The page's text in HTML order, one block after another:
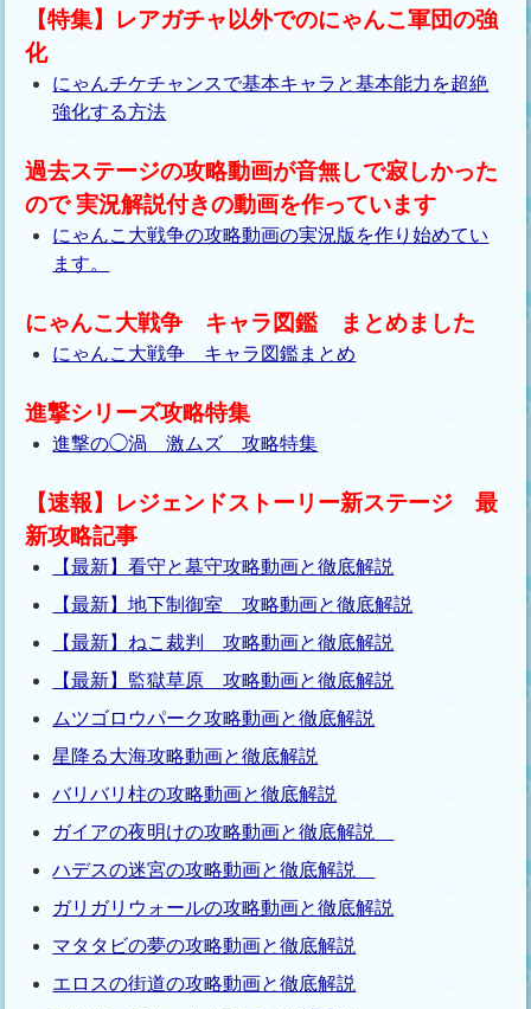
【特集】レアガチャ以外でのにゃんこ軍団の強
化
にゃんチケチャンスで基本キャラと基本能力を超絶
強化する方法
過去ステージの攻略動画が音無しで寂しかった
ので 実況解説付きの動画を作っています
にゃんこ大戦争の攻略動画の実況版を作り始めてい
ます。
にゃんこ大戦争 キャラ図鑑 まとめました
にゃんこ大戦争 キャラ図鑑まとめ
進撃シリーズ攻略特集
進撃の◯渦 激ムズ 攻略特集
【速報】レジェンドストーリー新ステージ 最
新攻略記事
【最新】看守と墓守攻略動画と徹底解説
【最新】地下制御室 攻略動画と徹底解説
【最新】ねこ裁判 攻略動画と徹底解説
【最新】監獄草原 攻略動画と徹底解説
ムツゴロウパーク攻略動画と徹底解説
星降る大海攻略動画と徹底解説
バリバリ柱の攻略動画と徹底解説
ガイアの夜明けの攻略動画と徹底解説
ハデスの迷宮の攻略動画と徹底解説
ガリガリウォールの攻略動画と徹底解説
マタタビの夢の攻略動画と徹底解説
エロスの街道の攻略動画と徹底解説